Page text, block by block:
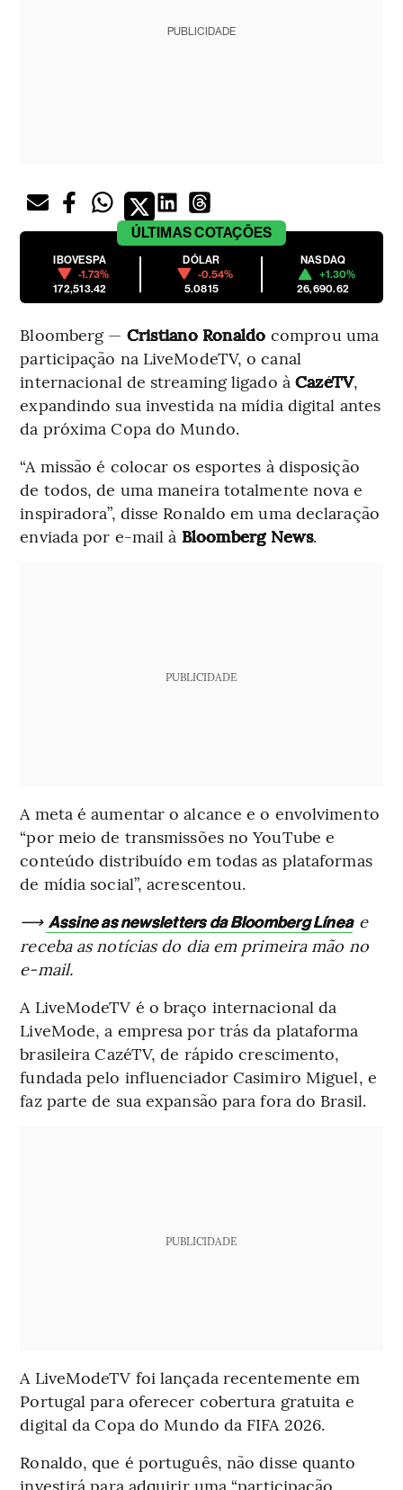
PUBLICIDADE
ÚLTIMASCOTAÇÕES
IBOVESPA
-1.73%
172,513.42
DÓLAR
-0.54%
5.0815
NASDAQ
+1.30%
26,690.62
Bloomberg — Cristiano Ronaldo comprou uma
participação na LiveModeTV, o canal
internacional de streaming ligado à CazéTV,
expandindo sua investida na mídia digital antes
da próxima Copa do Mundo.
“A missão é colocar os esportes à disposição
de todos, de uma maneira totalmente nova e
inspiradora”, disse Ronaldo em uma declaração
enviada por e-mail à Bloomberg News.
PUBLICIDADE
A meta é aumentar o alcance e o envolvimento
“por meio de transmissões no YouTube e
conteúdo distribuído em todas as plataformas
de mídia social”, acrescentou.
⟶ Assine as newsletters da Bloomberg Línea e
receba as notícias do dia em primeira mão no
e-mail.
A LiveModeTV é o braço internacional da
LiveMode, a empresa por trás da plataforma
brasileira CazéTV, de rápido crescimento,
fundada pelo influenciador Casimiro Miguel, e
faz parte de sua expansão para fora do Brasil.
PUBLICIDADE
A LiveModeTV foi lançada recentemente em
Portugal para oferecer cobertura gratuita e
digital da Copa do Mundo da FIFA 2026.
Ronaldo, que é português, não disse quanto
investirá para adquirir uma “participação